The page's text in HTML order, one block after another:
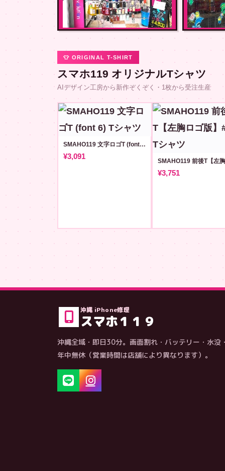
👕 ORIGINAL T-SHIRT
スマホ119 オリジナルTシャツ
AIデザイン工房から新作ぞくぞく・1枚から受注生産
SMAHO119 文字ロゴT (font 6)
¥3,091
¥3,751
沖縄 iPhone修理
スマホ１１９
沖縄全域・即日30分。画面割れ・バッテリー・水没
年中無休（営業時間は店舗により異なります）。